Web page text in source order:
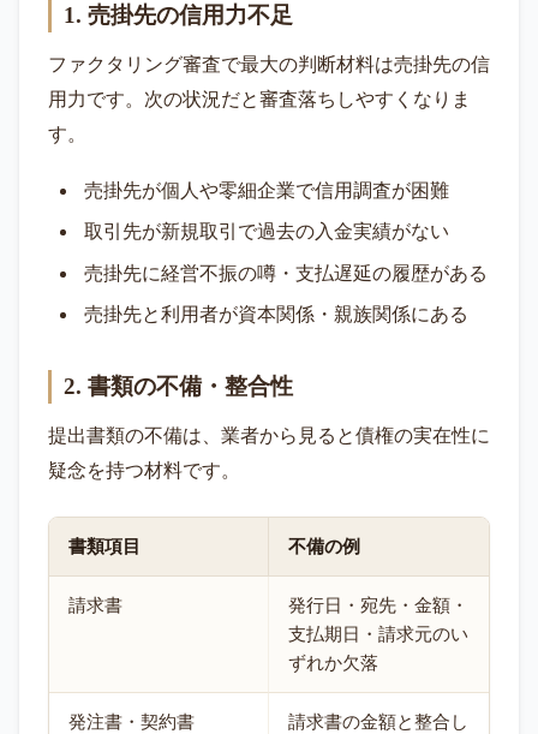
1. 売掛先の信用力不足
ファクタリング審査で最大の判断材料は売掛先の信
用力です。次の状況だと審査落ちしやすくなりま
す。
売掛先が個人や零細企業で信用調査が困難
取引先が新規取引で過去の入金実績がない
売掛先に経営不振の噂・支払遅延の履歴がある
売掛先と利用者が資本関係・親族関係にある
2. 書類の不備・整合性
提出書類の不備は、業者から見ると債権の実在性に
疑念を持つ材料です。
書類項目 不備の例
請求書
発行日・宛先・金額・
支払期日・請求元のい
ずれか欠落
発注書・契約書
請求書の金額と整合し